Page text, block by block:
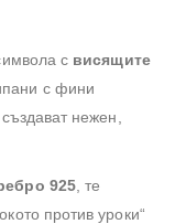
с висящите
с фини
нежен,
925, те
против уроки“